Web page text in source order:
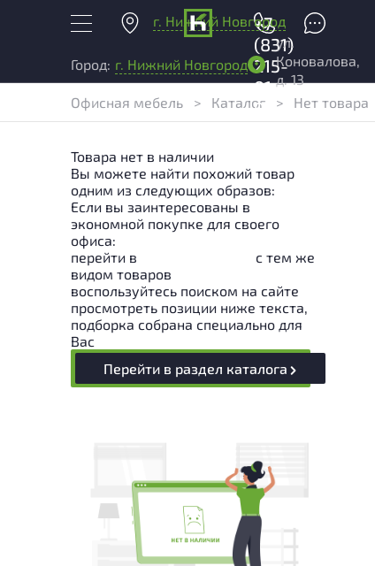
г. Нижний Новгород
+7
(831)
215-
01-
04
Город: г. Нижний Новгород
ул.
Коновалова,
д. 13
Офисная мебель > Каталог > Нет товара
Товара нет в наличии
Вы можете найти похожий товар
одним из следующих образов:
Если вы заинтересованы в
экономной покупке для своего
офиса:
перейти в
с тем же
видом товаров
воспользуйтесь поиском на сайте
просмотреть позиции ниже текста,
подборка собрана специально для
Вас
Перейти в раздел каталога